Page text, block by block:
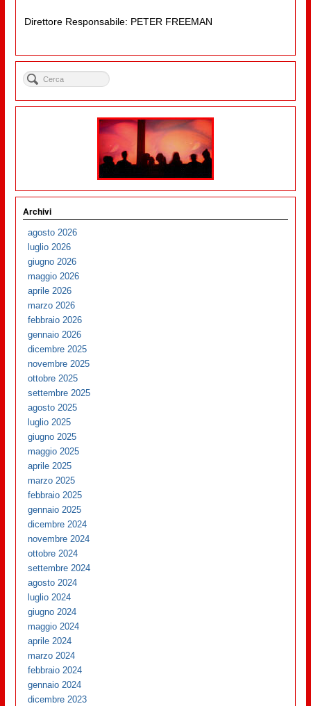
Direttore Responsabile: PETER FREEMAN
Archivi
agosto 2026
luglio 2026
giugno 2026
maggio 2026
aprile 2026
marzo 2026
febbraio 2026
gennaio 2026
dicembre 2025
novembre 2025
ottobre 2025
settembre 2025
agosto 2025
luglio 2025
giugno 2025
maggio 2025
aprile 2025
marzo 2025
febbraio 2025
gennaio 2025
dicembre 2024
novembre 2024
ottobre 2024
settembre 2024
agosto 2024
luglio 2024
giugno 2024
maggio 2024
aprile 2024
marzo 2024
febbraio 2024
gennaio 2024
dicembre 2023